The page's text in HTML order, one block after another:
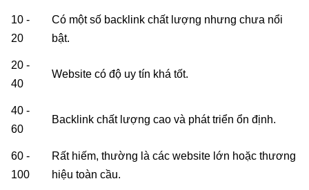
10 -
20
Có một số backlink chất lượng nhưng chưa nổi
bật.
20 -
40
Website có độ uy tín khá tốt.
40 -
60
Backlink chất lượng cao và phát triển ổn định.
60 -
100
Rất hiếm, thường là các website lớn hoặc thương
hiệu toàn cầu.